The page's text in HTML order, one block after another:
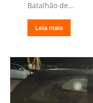
Batalhão de...
Leia mais